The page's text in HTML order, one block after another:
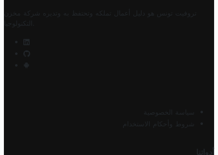
تروفيت تونس هو دليل أعمال تملكه وتحتفظ به وتديره
شركة مخزن
التكنولوجيا
سياسة الخصوصية
شروط وأحكام الاستخدام
أدواتنا